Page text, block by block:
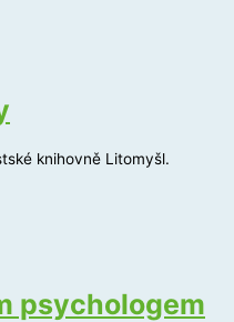
knihovně Litomyšl.
psychologem